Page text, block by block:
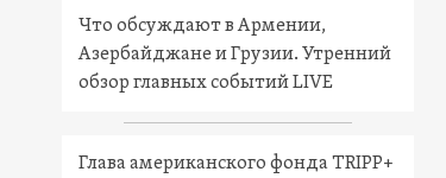
Что обсуждают в Армении,
Азербайджане и Грузии. Утренний
обзор главных событий LIVE
Глава американского фонда TRIPP+